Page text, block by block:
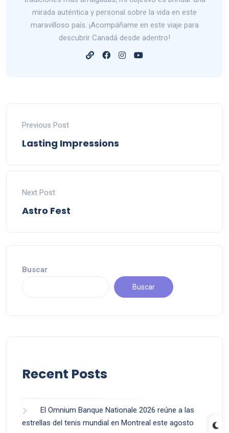
mirada auténtica y personal sobre la vida en este
maravilloso país. ¡Acompáñame en este viaje para
descubrir Canadá desde adentro!
Previous Post
Lasting Impressions
Next Post
Astro Fest
Buscar
Buscar
Recent Posts
El Omnium Banque Nationale 2026 reúne a las
estrellas del tenis mundial en Montreal este agosto